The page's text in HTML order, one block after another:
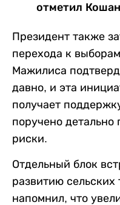
отметил
Президент также
перехода к
Мажилиса
давно, и эта
получает
поручено детально
риски.
Отдельный блок
развитию
напомнил, что